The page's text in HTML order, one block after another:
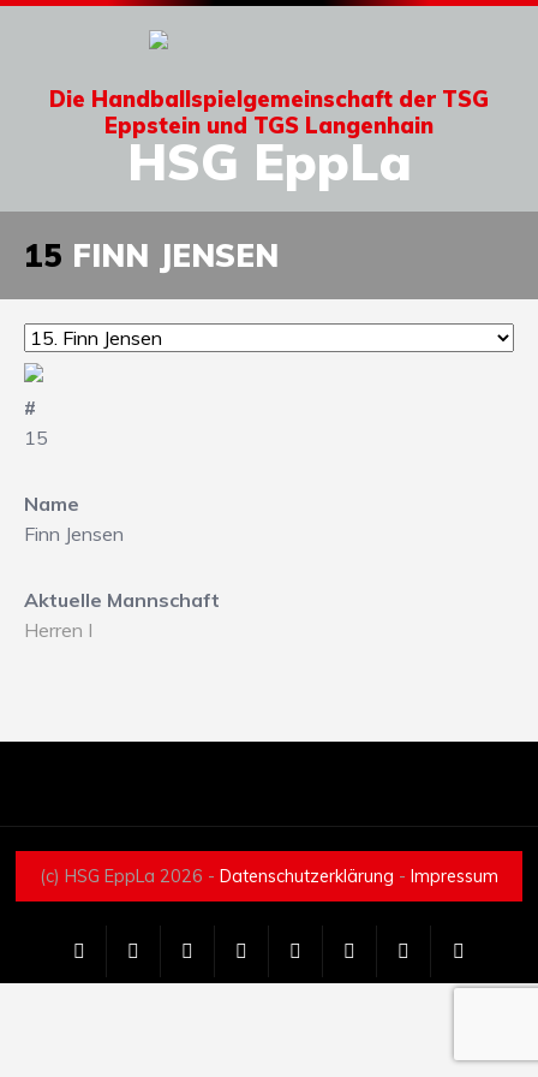
Die Handballspielgemeinschaft der TSG
Eppstein und TGS Langenhain
HSG EppLa
15 FINN JENSEN
#
15
Name
Finn Jensen
Aktuelle Mannschaft
Herren I
(c) HSG EppLa 2026 - Datenschutzerklärung - Impressum